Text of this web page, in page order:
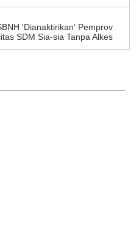
'Dianaktirikan' Pemprov
SDM Sia-sia Tanpa Alkes